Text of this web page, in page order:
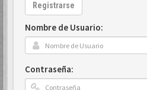
Registrarse
Nombre de Usuario:
Contraseña: